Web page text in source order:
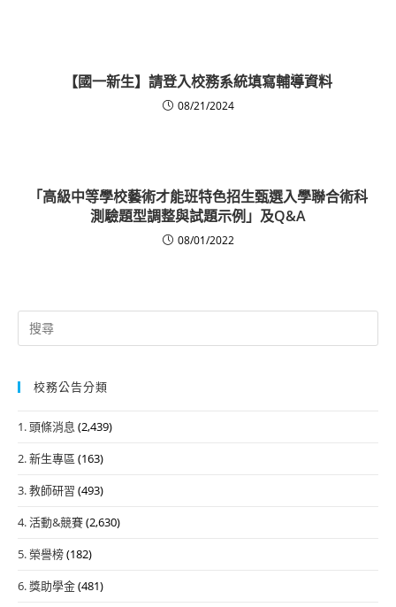
【國一新生】請登入校務系統填寫輔導資料
08/21/2024
「高級中等學校藝術才能班特色招生甄選入學聯合術科
測驗題型調整與試題示例」及Q&A
08/01/2022
Search
for:
校務公告分類
1. 頭條消息 (2,439)
2. 新生專區 (163)
3. 教師研習 (493)
4. 活動&競賽(2,630)
5. 榮譽榜(182)
6. 獎助學金(481)